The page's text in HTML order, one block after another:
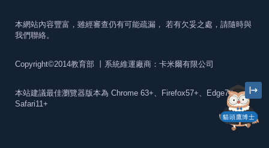
貓頭鷹博士
本網站內容豐富，雖經審查仍有可能疏漏， 若有欠妥之處，請隨時與
我們聯絡。
Copyright©2014教育部 丨系統維運廠商：卡米爾有限公司
本站建議最佳瀏覽器版本為 Chrome 63+、Firefox57+、Edge79+及
Safari11+